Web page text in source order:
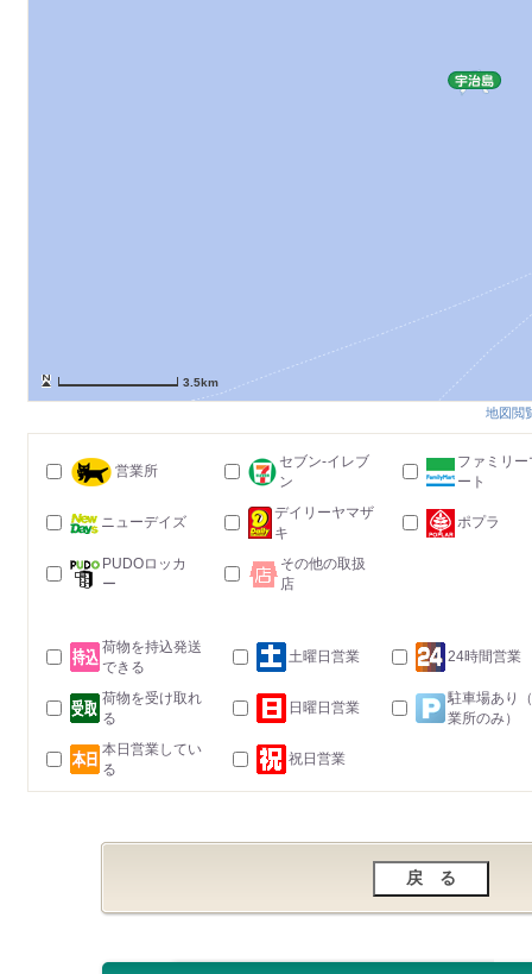
3.5km
地図閲
営業所
セブン-イレブ
ン
ファミリー
ート
ニューデイズ
デイリーヤマザ
キ
ポプラ
PUDOロッカ
ー
その他の取扱
店
荷物を持込発送
できる
土曜日営業 24時間営業
荷物を受け取れ
る
日曜日営業
駐車場あり
業所のみ）
本日営業してい
る
祝日営業